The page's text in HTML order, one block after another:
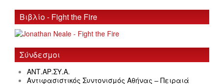
Βιβλίο - Fight the Fire
Σύνδεσμοι
ΑΝΤ.ΑΡ.ΣΥ.Α.
Αντιφασιστικός Συντονισμός Αθήνας – Πειραιά